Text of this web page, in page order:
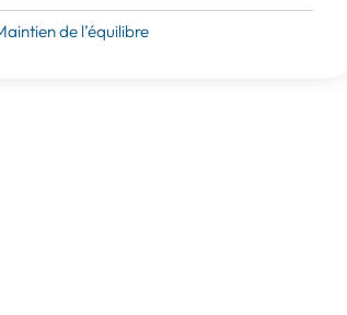
de l’équilibre